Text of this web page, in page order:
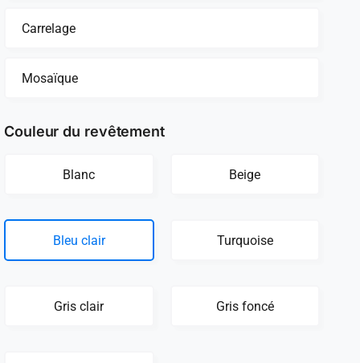
Carrelage
Mosaïque
Couleur du revêtement
Blanc Beige
Bleu clair Turquoise
Gris clair Gris foncé